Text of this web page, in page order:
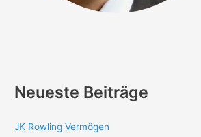
Neueste Beiträge
JK Rowling Vermögen